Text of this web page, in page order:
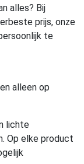
alles? Bij
prijs, onze
te
alleen op
lichte
Op elke product